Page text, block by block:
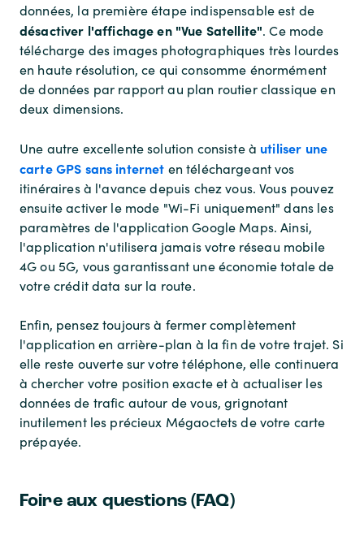
données, la première étape indispensable est de
désactiver l'affichage en "Vue Satellite". Ce mode
télécharge des images photographiques très lourdes
en haute résolution, ce qui consomme énormément
de données par rapport au plan routier classique en
deux dimensions.
Une autre excellente solution consiste à utiliser une
carte GPS sans internet en téléchargeant vos
itinéraires à l'avance depuis chez vous. Vous pouvez
ensuite activer le mode "Wi-Fi uniquement" dans les
paramètres de l'application Google Maps. Ainsi,
l'application n'utilisera jamais votre réseau mobile
4G ou 5G, vous garantissant une économie totale de
votre crédit data sur la route.
Enfin, pensez toujours à fermer complètement
l'application en arrière-plan à la fin de votre trajet. Si
elle reste ouverte sur votre téléphone, elle continuera
à chercher votre position exacte et à actualiser les
données de trafic autour de vous, grignotant
inutilement les précieux Mégaoctets de votre carte
prépayée.
Foire aux questions (FAQ)